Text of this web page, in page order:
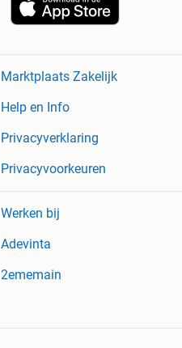
Marktplaats Zakelijk
Help en Info
Privacyverklaring
Privacyvoorkeuren
Werken bij
Adevinta
2ememain